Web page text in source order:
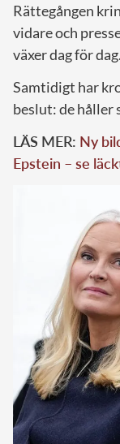
Rättegången
vidare och
växer dag för dag.
Samtidigt har
beslut: de håller
LÄS MER: Ny
Epstein – se